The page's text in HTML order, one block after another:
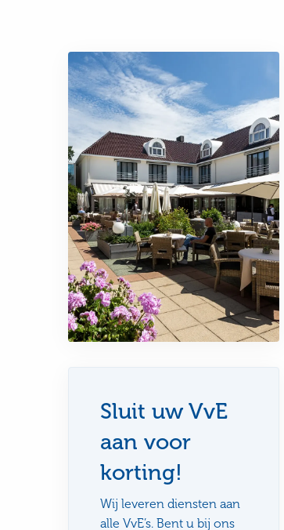
Sluit uw VvE
aan voor
korting!
Wij leveren diensten aan
alle VvE’s. Bent u bij ons